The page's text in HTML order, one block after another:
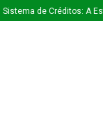
de Créditos: A